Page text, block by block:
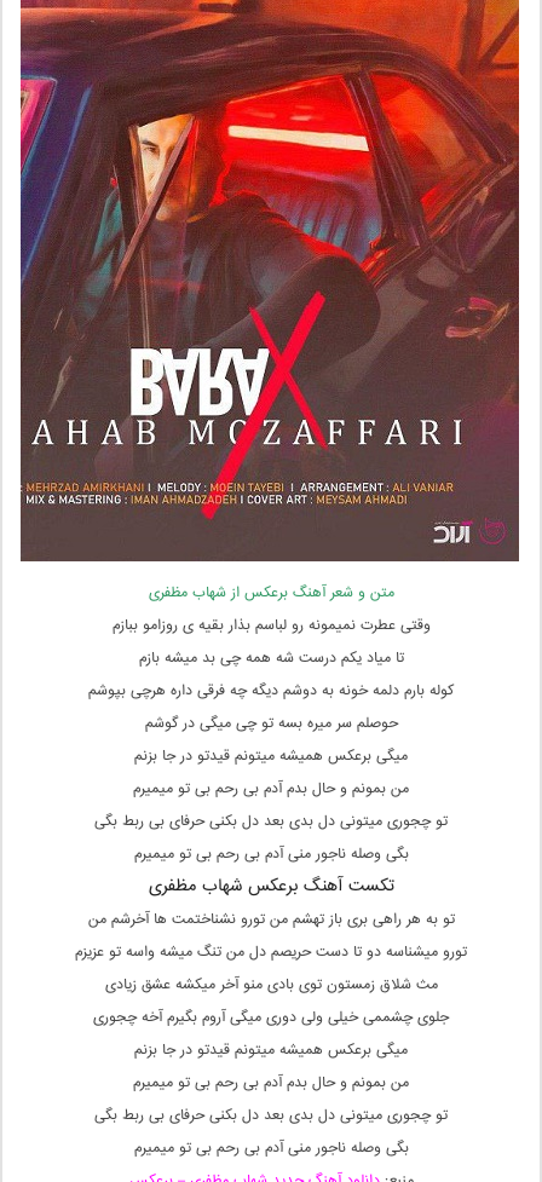
متن و شعر آهنگ برعکس از شهاب مظفری
وقتی عطرت نمیمونه رو لباسم بذار بقیه ی روزامو ببازم
تا میاد یکم درست شه همه چی بد میشه بازم
کوله بارم دلمه خونه به دوشم دیگه چه فرقی داره هرچی بپوشم
حوصلم سر میره بسه تو چی میگی در گوشم
میگی برعکس همیشه میتونم قیدتو در جا بزنم
من بمونم و حال بدم آدم بی رحم بی تو میمیرم
تو چجوری میتونی دل بدی بعد دل بکنی حرفای بی ربط بگی
بگی وصله ناجور منی آدم بی رحم بی تو میمیرم
تکست آهنگ برعکس شهاب مظفری
تو به هر راهی بری باز تهشم من تورو نشناختمت ها آخرشم من
تورو میشناسه دو تا دست حریصم دل من تنگ میشه واسه تو عزیزم
مث شلاق زمستون توی بادی منو آخر میکشه عشق زیادی
جلوی چشممی خیلی ولی دوری میگی آروم بگیرم آخه چجوری
میگی برعکس همیشه میتونم قیدتو در جا بزنم
من بمونم و حال بدم آدم بی رحم بی تو میمیرم
تو چجوری میتونی دل بدی بعد دل بکنی حرفای بی ربط بگی
بگی وصله ناجور منی آدم بی رحم بی تو میمیرم